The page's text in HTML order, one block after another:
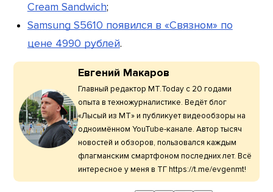
Cream Sandwich;
Samsung S5610 появился в «Связном» по
цене 4990 рублей.
Евгений Макаров
Главный редактор МТ.Today с 20 годами
опыта в техножурналистике. Ведёт блог
«Лысый из МТ» и публикует видеообзоры на
одноимённом YouTube-канале. Автор тысяч
новостей и обзоров, пользовался каждым
флагманским смартфоном последних лет. Всё
интересное у меня в ТГ https://t.me/evgenmt!